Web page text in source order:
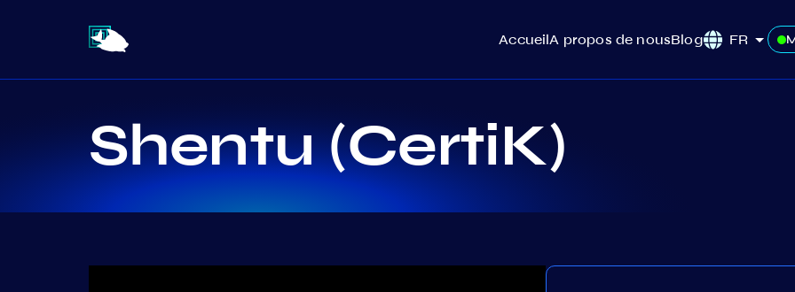
AccueilA propos de nousBlog FR
Shentu (CertiK)